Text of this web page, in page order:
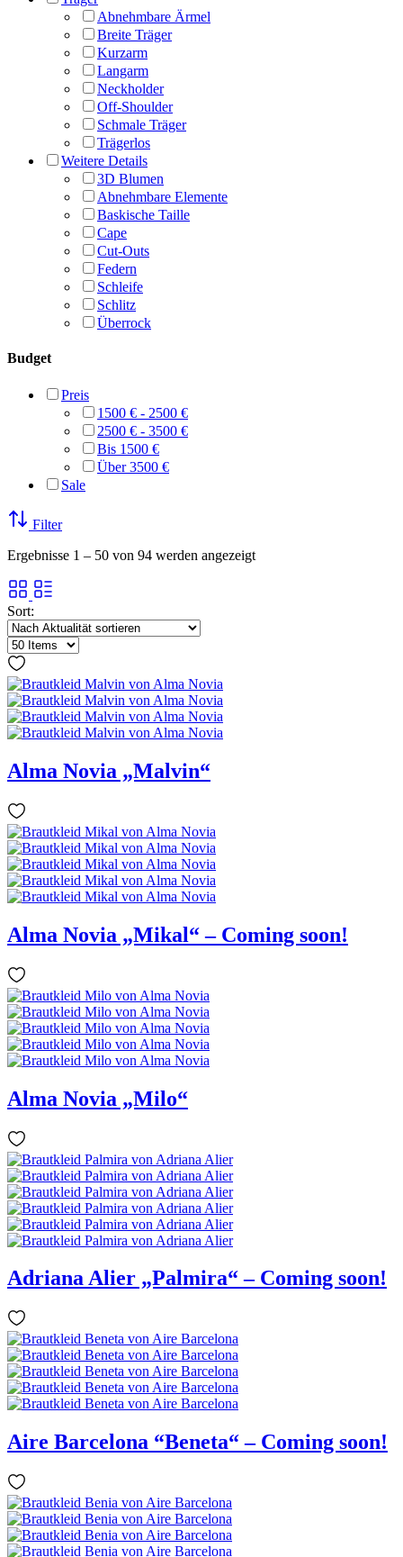
Abnehmbare Ärmel
Breite Träger
Kurzarm
Langarm
Neckholder
Off-Shoulder
Schmale Träger
Trägerlos
Weitere Details
3D Blumen
Abnehmbare Elemente
Baskische Taille
Cape
Cut-Outs
Federn
Schleife
Schlitz
Überrock
Budget
Preis
1500 € - 2500 €
2500 € - 3500 €
Bis 1500 €
Über 3500 €
Sale
Filter
Ergebnisse 1 – 50 von 94 werden angezeigtNach
Sort:
Alma Novia „Malvin“
Alma Novia „Mikal“ – Coming soon!
Alma Novia „Milo“
Adriana Alier „Palmira“ – Coming soon!
Aire Barcelona “Beneta“ – Coming soon!